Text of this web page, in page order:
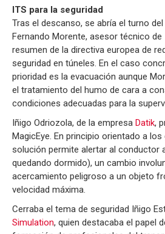
ITS para la seguridad
Tras el descanso, se abría el turno
Fernando Morente, asesor técnico de
resumen de la directiva europea de
seguridad en túneles. En el caso
prioridad es la evacuación aunque
el tratamiento del humo de cara a
condiciones adecuadas para la
Iñigo Odriozola, de la empresa Datik,
MagicEye. En principio orientado a
solución permite alertar al conductor
quedando dormido), un cambio
acercamiento peligroso a un objeto
velocidad máxima.
Cerraba el tema de seguridad Iñigo
Simulation, quien destacaba el papel